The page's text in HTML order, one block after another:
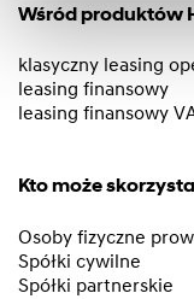
Wśród produktów
klasyczny leasing
leasing finansowy
leasing finansowy
Kto może
Osoby fizyczne
Spółki cywilne
Spółki partnerskie